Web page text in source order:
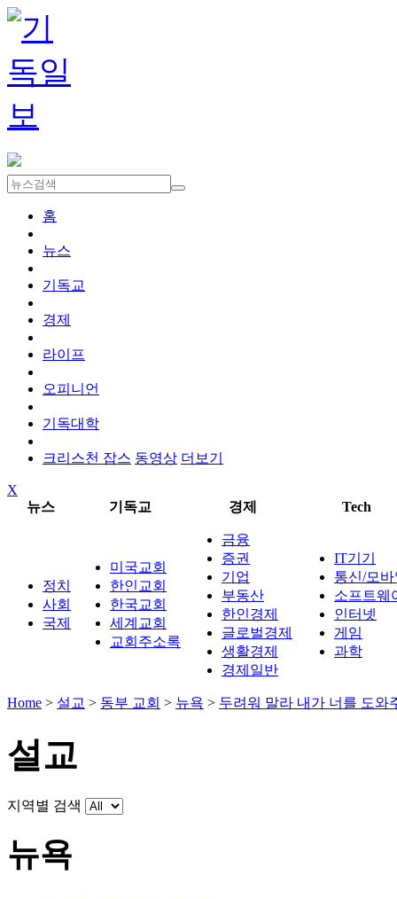
홈
뉴스
기독교
경제
라이프
오피니언
기독대학
크리스천 잡스 동영상 더보기
X
뉴스
기독교 경제 Tech
정치
사회
국제
미국교회
한인교회
한국교회
세계교회
교회주소록
금융
증권
기업
부동산
한인경제
글로벌경제
생활경제
경제일반
IT기기
통신/모
소프트웨
인터넷
게임
과학
Home > 설교 > 동부 교회 > 뉴욕 > 두려워 말라 내가 너를 도와
설교
지역별 검색
뉴욕